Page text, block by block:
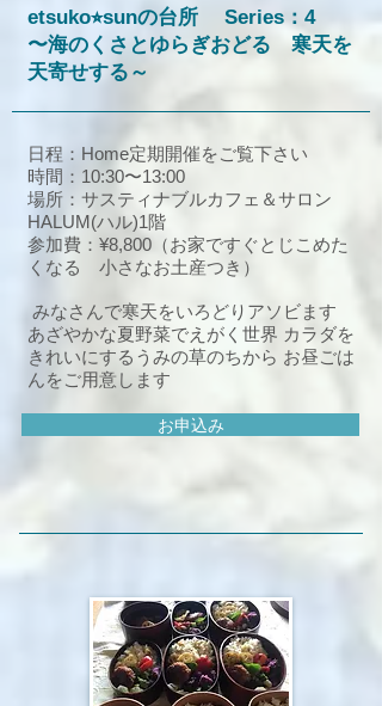
etsuko⭐︎sunの台所 Series：4
〜海のくさ とゆらぎおどる 寒天を
天寄せする～
日程：Home定期開催をご覧下さい
時間：10:30〜13:00
場所：サスティナブルカフェ＆サロン
HALUM(ハル)1階
参加費：¥8,800 （お家ですぐとじこめた
くなる 小さなお土産つき）
みなさんで寒天をいろどりアソビます
あざやかな夏野菜でえがく世界 カラダを
きれいにするうみの草のちから お昼ごは
んをご用意します
お申込み